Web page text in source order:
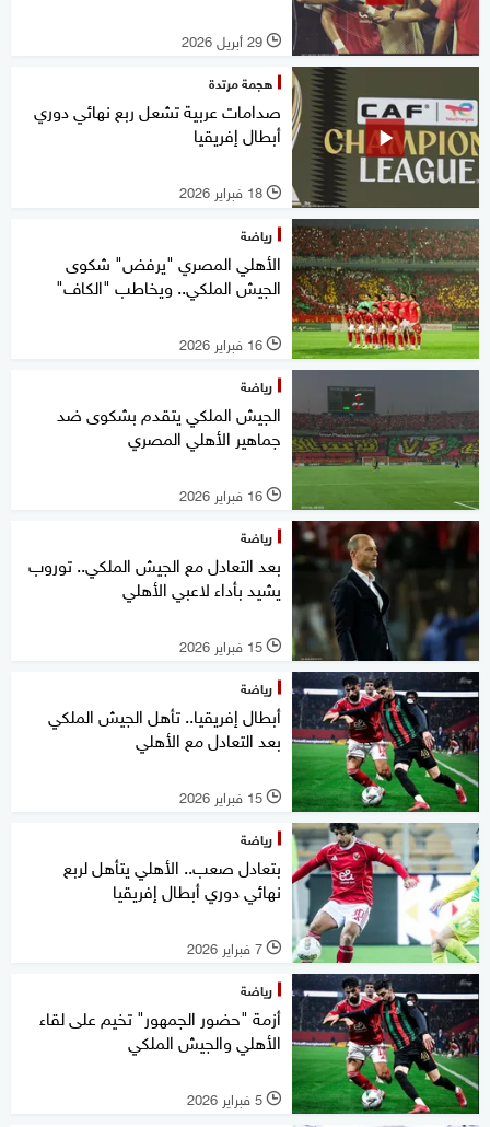
l 29 أبريل 2026
هجمة مرتدة
صدامات عربية تشعل ربع نهائي دوري
أبطال إفريقيا
l 18 فبراير 2026
رياضة
الأهلي المصري "يرفض" شكوى
الجيش الملكي.. ويخاطب "الكاف"
l 16 فبراير 2026
رياضة
الجيش الملكي يتقدم بشكوى ضد
جماهير الأهلي المصري
l 16 فبراير 2026
رياضة
بعد التعادل مع الجيش الملكي.. توروب
يشيد بأداء لاعبي الأهلي
l 15 فبراير 2026
رياضة
أبطال إفريقيا.. تأهل الجيش الملكي
بعد التعادل مع الأهلي
l 15 فبراير 2026
رياضة
بتعادل صعب.. الأهلي يتأهل لربع
نهائي دوري أبطال إفريقيا
l 7 فبراير 2026
رياضة
أزمة "حضور الجمهور" تخيم على لقاء
الأهلي والجيش الملكي
l 5 فبراير 2026